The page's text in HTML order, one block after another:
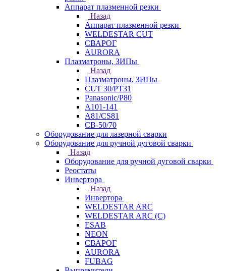
Аппарат плазменной резки
Назад
Аппарат плазменной резки
WELDESTAR CUT
СВАРОГ
AURORA
Плазматроны, ЗИПы
Назад
Плазматроны, ЗИПы
CUT 30/PT31
Panasonic/P80
А101-141
А81/CS81
СВ-50/70
Оборудование для лазерной сварки
Оборудование для ручной дуговой сварки
Назад
Оборудование для ручной дуговой сварки
Реостаты
Инвертора
Назад
Инвертора
WELDESTAR ARC
WELDESTAR ARC (С)
ESAB
NEON
СВАРОГ
AURORA
FUBAG